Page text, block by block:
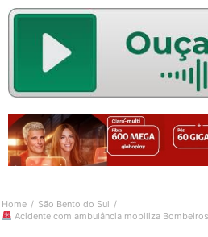
Home
São Bento do Sul
Acidente com ambulância mobiliza